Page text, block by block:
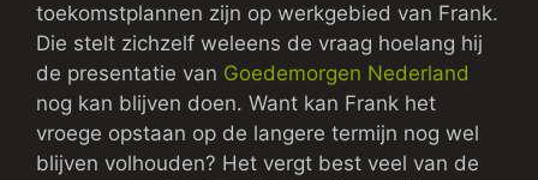
toekomstplannen zijn op werkgebied van Frank.
Die stelt zichzelf weleens de vraag hoelang hij
de presentatie van Goedemorgen Nederland
nog kan blijven doen. Want kan Frank het
vroege opstaan op de langere termijn nog wel
blijven volhouden? Het vergt best veel van de